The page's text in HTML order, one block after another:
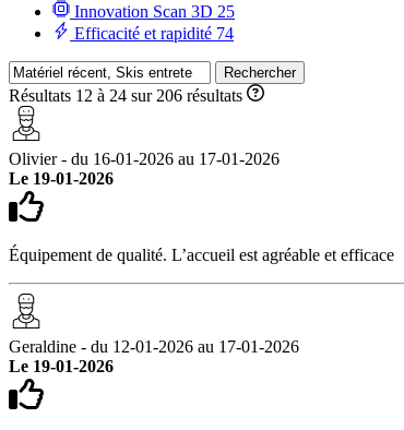
Innovation Scan 3D 25
Efficacité et rapidité 74
Rechercher
Résultats 12 à 24 sur 206 résultats
Olivier - du 16-01-2026 au 17-01-2026
Le 19-01-2026
Équipement de qualité. L’accueil est agréable et efficace
Geraldine - du 12-01-2026 au 17-01-2026
Le 19-01-2026